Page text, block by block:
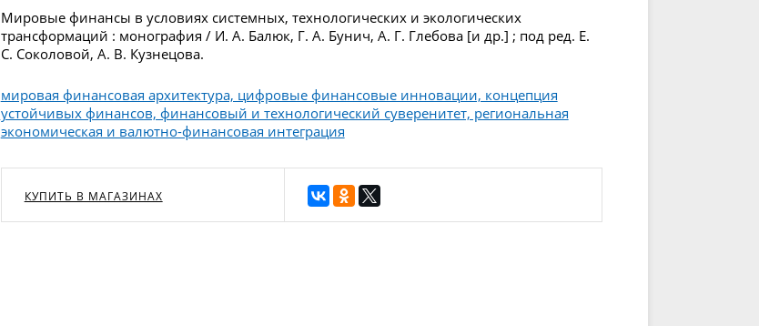
Мировые финансы в условиях системных, технологических и экологических
трансформаций : монография / И. А. Балюк, Г. А. Бунич, А. Г. Глебова [и др.] ; под ред. Е.
С. Соколовой, А. В. Кузнецова.
мировая финансовая архитектура, цифровые финансовые инновации, концепция
устойчивых финансов, финансовый и технологический суверенитет, региональная
экономическая и валютно-финансовая интеграция
КУПИТЬ В МАГАЗИНАХ